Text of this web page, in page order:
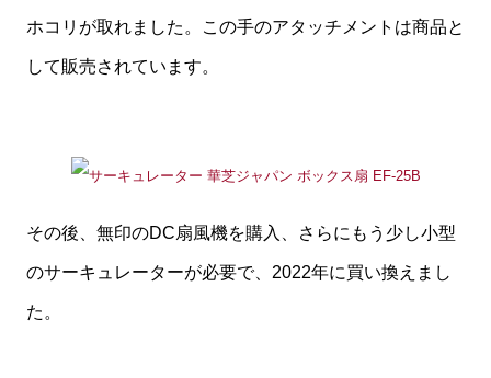
ホコリが取れました。この手のアタッチメントは商品と
して販売されています。
その後、無印のDC扇風機を購入、さらにもう少し小型
のサーキュレーターが必要で、2022年に買い換えまし
た。